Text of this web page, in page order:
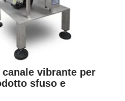
canale vibrante per
sfuso e